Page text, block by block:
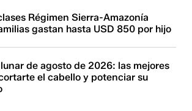
Régimen Sierra-Amazonía
gastan hasta USD 850 por hijo
de agosto de 2026: las mejores
el cabello y potenciar su